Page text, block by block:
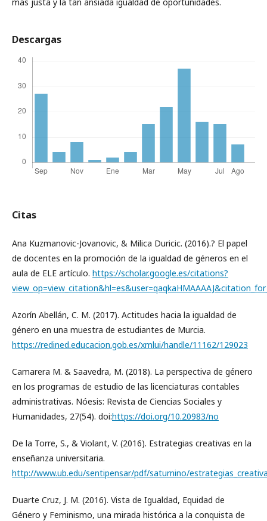
Descargas
Citas
Ana Kuzmanovic-Jovanovic, & Milica Duricic. (2016).? El papel
de docentes en la promoción de la igualdad de géneros en el
aula de ELE artículo. https://scholar.google.es/citations?
Azorín Abellán, C. M. (2017). Actitudes hacia la igualdad de
género en una muestra de estudiantes de Murcia.
https://redined.educacion.gob.es/xmlui/handle/11162/129023
Camarera M. & Saavedra, M. (2018). La perspectiva de género
en los programas de estudio de las licenciaturas contables
administrativas. Nóesis: Revista de Ciencias Sociales y
Humanidades, 27(54). doi:https://doi.org/10.20983/no
De la Torre, S., & Violant, V. (2016). Estrategias creativas en la
enseñanza universitaria.
http://www.ub.edu/sentipensar/pdf/saturnino/
Duarte Cruz, J. M. (2016). Vista de Igualdad, Equidad de
Género y Feminismo, una mirada histórica a la conquista de